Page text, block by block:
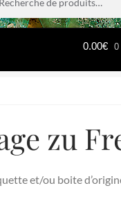
0.00€ 0
zu
et/ou boite